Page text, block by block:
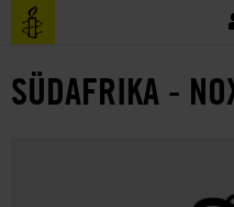
Direkt
zum
Benutzermenü
SÜDAFRIKA -